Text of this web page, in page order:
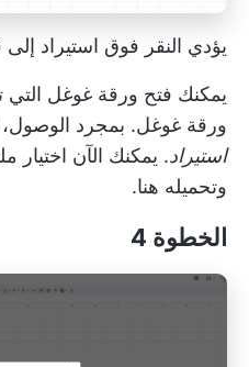
يؤدي النقر فوق استيراد
يمكنك فتح ورقة غوغل التي
ورقة غوغل. بمجرد الوصول،
استيراد
وتحميله هنا.
الخطوة 4